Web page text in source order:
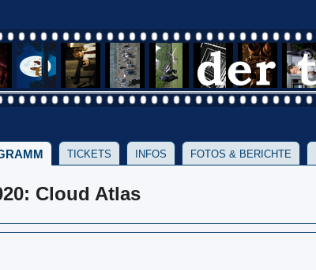
TICKETS INFOS FOTOS & BERICHTE
Cloud Atlas